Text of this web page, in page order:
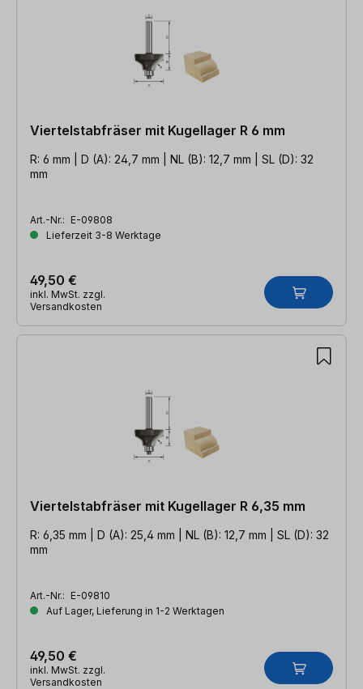
Viertelstabfräser mit Kugellager R 6 mm
R: 6 mm | D (A): 24,7 mm | NL (B): 12,7 mm | SL (D): 32
mm
Art.-Nr.: E-09808
Lieferzeit 3-8 Werktage
49,50 €
inkl. MwSt. zzgl.
Versandkosten
Viertelstabfräser mit Kugellager R 6,35 mm
R: 6,35 mm | D (A): 25,4 mm | NL (B): 12,7 mm | SL (D): 32
mm
Art.-Nr.: E-09810
Auf Lager, Lieferung in 1-2 Werktagen
49,50 €
inkl. MwSt. zzgl.
Versandkosten